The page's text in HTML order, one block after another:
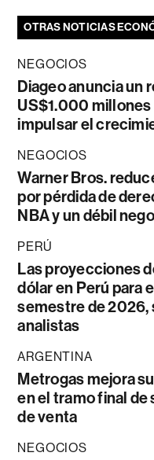
OTRAS NOTICIAS
NEGOCIOS
Diageo anuncia un
US$1.000 millones
impulsar el
NEGOCIOS
Warner Bros.
por pérdida de
NBA y un débil
PERÚ
Las proyecciones
dólar en Perú para
semestre de 2026,
analistas
ARGENTINA
Metrogas mejora
en el tramo final de
de venta
NEGOCIOS